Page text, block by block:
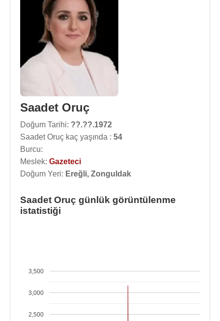
Saadet Oruç
Doğum Tarihi: ??.??.1972
Saadet Oruç kaç yaşında : 54
Burcu:
Meslek: Gazeteci
Doğum Yeri: Ereğli, Zonguldak
Saadet Oruç günlük görüntülenme
istatistiği
2,500
3,000
3,500